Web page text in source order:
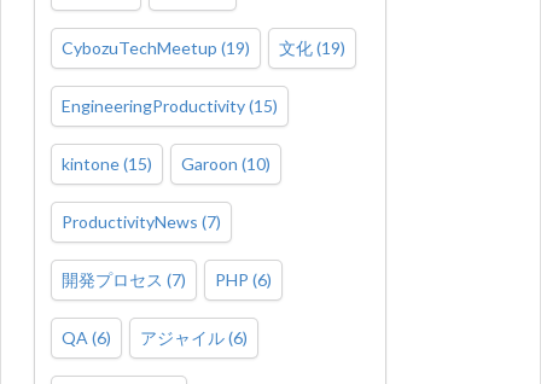
CybozuTechMeetup (19) 文化(19)
EngineeringProductivity(15)
kintone(15) Garoon (10)
ProductivityNews (7)
開発プロセス (7) PHP (6)
QA (6) アジャイル(6)